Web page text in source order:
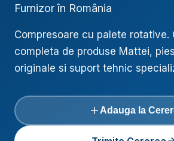
Furnizor în România
Compresoare cu palete rotative.
completa de produse Mattei,
originale si suport tehnic
Adauga la